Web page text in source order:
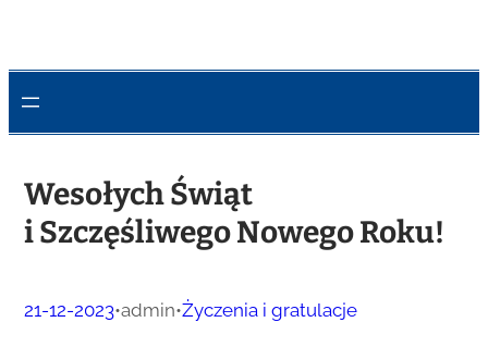
Wesołych Świąt
i Szczęśliwego Nowego Roku!
21-12-2023•admin•Życzenia i gratulacje